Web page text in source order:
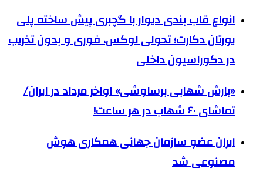
انواع قاب بندی دیوار با گچبری پیش ساخته پلی
یورتان دکارت؛ تحولی لوکس، فوری و بدون تخریب
در دکوراسیون داخلی
«بارش شهابی برساوشی» اواخر مرداد در ایران/
تماشای ۶۰ شهاب در هر ساعت!
ایران عضو سازمان جهانی همکاری هوش
مصنوعی شد